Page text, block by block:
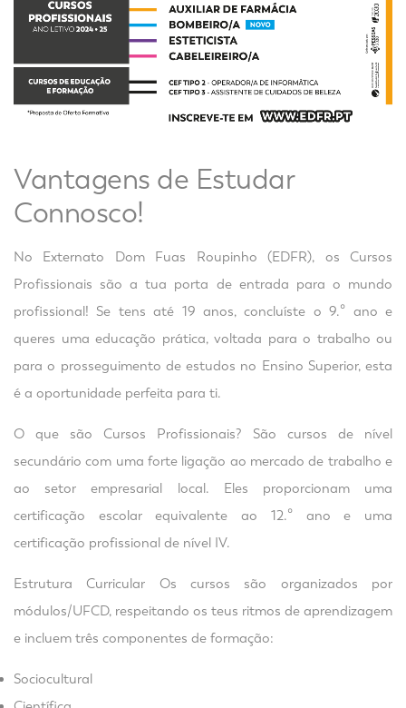
Vantagens de Estudar
Connosco!
No Externato Dom Fuas Roupinho (EDFR), os Cursos
Profissionais são a tua porta de entrada para o mundo
profissional! Se tens até 19 anos, concluíste o 9.º ano e
queres uma educação prática, voltada para o trabalho ou
para o prosseguimento de estudos no Ensino Superior, esta
é a oportunidade perfeita para ti.
O que são Cursos Profissionais? São cursos de nível
secundário com uma forte ligação ao mercado de trabalho e
ao setor empresarial local. Eles proporcionam uma
certificação escolar equivalente ao 12.º ano e uma
certificação profissional de nível IV.
Estrutura Curricular Os cursos são organizados por
módulos/UFCD, respeitando os teus ritmos de aprendizagem
e incluem três componentes de formação:
Sociocultural